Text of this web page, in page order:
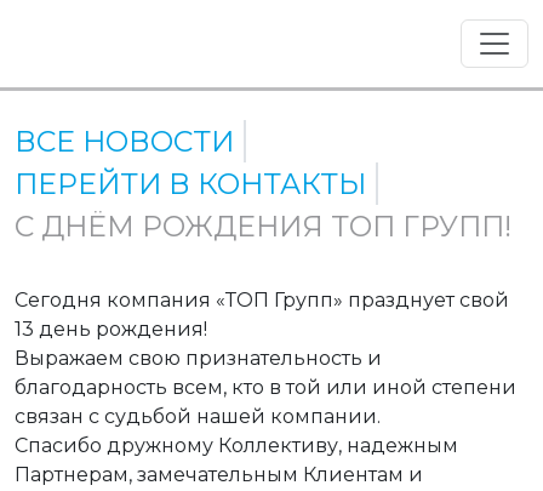
ВСЕ НОВОСТИ
ПЕРЕЙТИ В КОНТАКТЫ
С ДНЁМ РОЖДЕНИЯ ТОП ГРУПП!
Сегодня компания «ТОП Групп» празднует свой
13 день рождения!
Выражаем свою признательность и
благодарность всем, кто в той или иной степени
связан с судьбой нашей компании.
Спасибо дружному Коллективу, надежным
Партнерам, замечательным Клиентам и